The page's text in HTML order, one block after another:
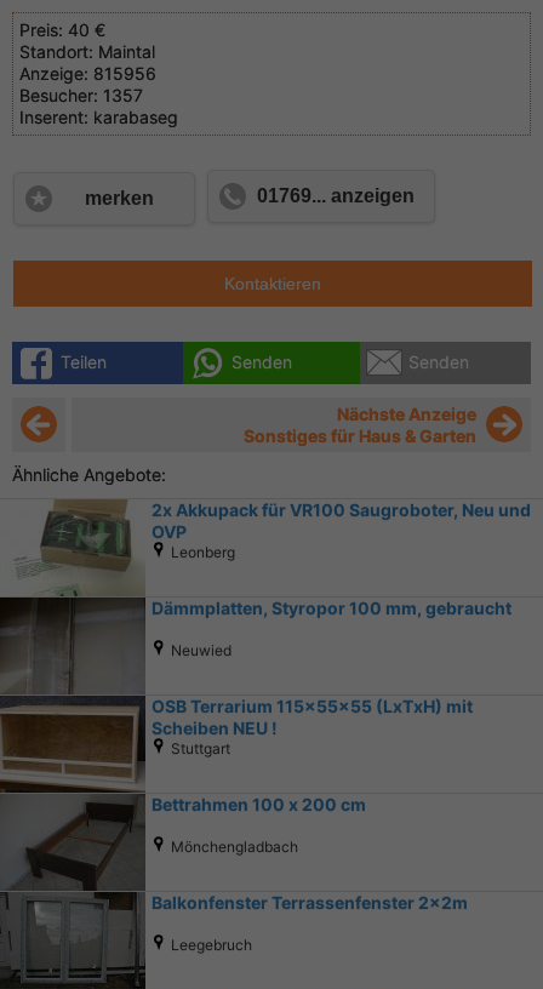
Preis: 40 €
Standort: Maintal
Anzeige: 815956
Besucher: 1357
Inserent: karabaseg
merken 01769... anzeigen
Kontaktieren
Teilen Senden Senden
Nächste Anzeige
Sonstiges für Haus & Garten
Ähnliche Angebote:
2x Akkupack für VR100 Saugroboter, Neu und
OVP
Leonberg
Dämmplatten, Styropor 100 mm, gebraucht
Neuwied
OSB Terrarium 115x55x55 (LxTxH) mit
Scheiben NEU !
Stuttgart
Bettrahmen 100 x 200 cm
Mönchengladbach
Balkonfenster Terrassenfenster 2x2m
Leegebruch